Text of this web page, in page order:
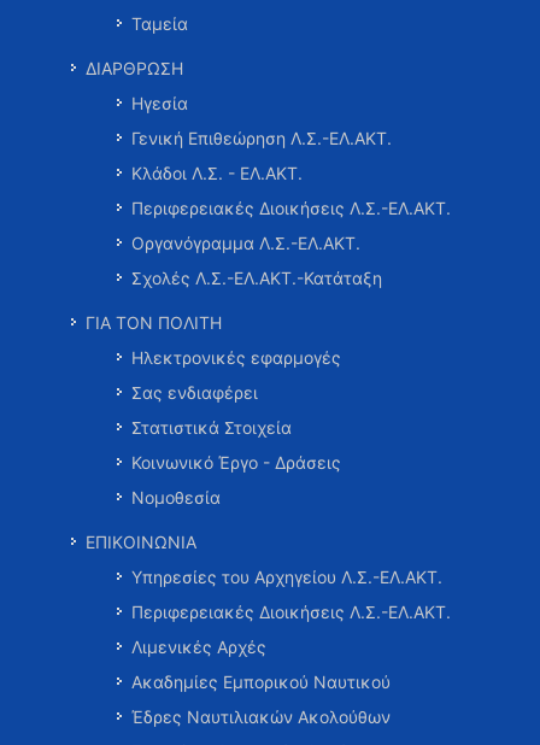
Ταμεία
ΔΙΑΡΘΡΩΣΗ
Ηγεσία
Γενική Επιθεώρηση Λ.Σ.-ΕΛ.ΑΚΤ.
Κλάδοι Λ.Σ. - ΕΛ.ΑΚΤ.
Περιφερειακές Διοικήσεις Λ.Σ.-ΕΛ.ΑΚΤ.
Οργανόγραμμα Λ.Σ.-ΕΛ.ΑΚΤ.
Σχολές Λ.Σ.-ΕΛ.ΑΚΤ.-Κατάταξη
ΓΙΑ ΤΟΝ ΠΟΛΙΤΗ
Ηλεκτρονικές εφαρμογές
Σας ενδιαφέρει
Στατιστικά Στοιχεία
Κοινωνικό Έργο - Δράσεις
Νομοθεσία
ΕΠΙΚΟΙΝΩΝΙΑ
Υπηρεσίες του Αρχηγείου Λ.Σ.-ΕΛ.ΑΚΤ.
Περιφερειακές Διοικήσεις Λ.Σ.-ΕΛ.ΑΚΤ.
Λιμενικές Αρχές
Ακαδημίες Εμπορικού Ναυτικού
Έδρες Ναυτιλιακών Ακολούθων